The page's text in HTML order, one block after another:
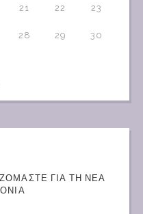
21 22 23
28 29 30
ΓΙΑ ΤΗ ΝΕΑ